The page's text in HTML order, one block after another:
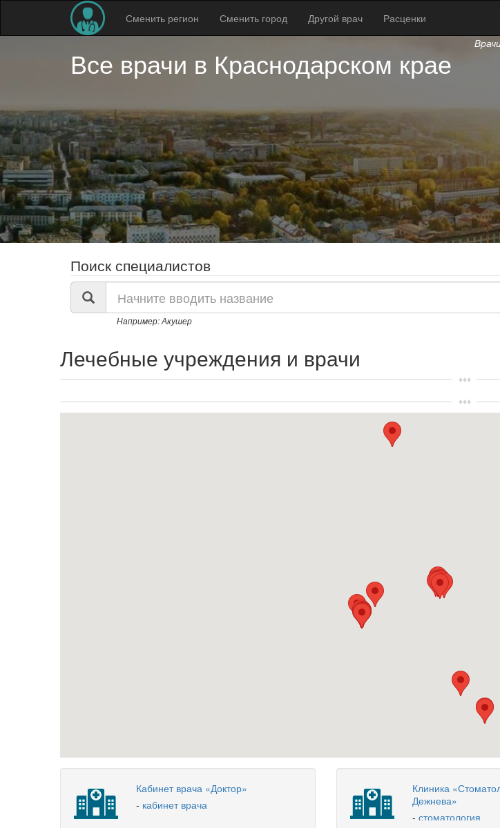
Сменить регион Сменить город Другой врач Расценки
Все врачи в Краснодарском крае
Поиск специалистов
Поиск
списку
Например: Акушер
Лечебные учреждения и врачи
Кабинет врача «Доктор»
- кабинет врача
Клиника
Дежнева»
- стоматология